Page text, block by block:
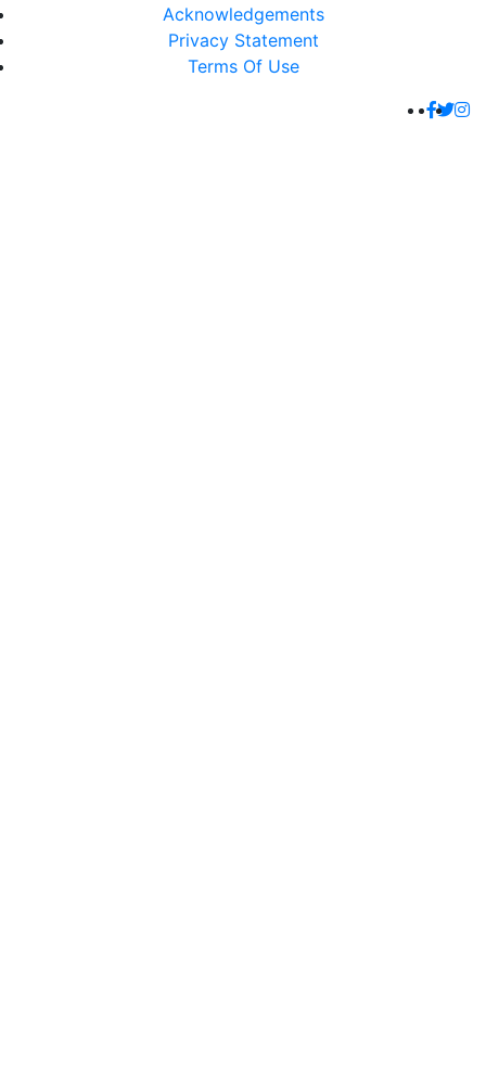
Acknowledgements
Privacy Statement
Terms Of Use